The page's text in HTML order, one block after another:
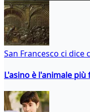
San Francesco ci dice
L'asino è l'animale